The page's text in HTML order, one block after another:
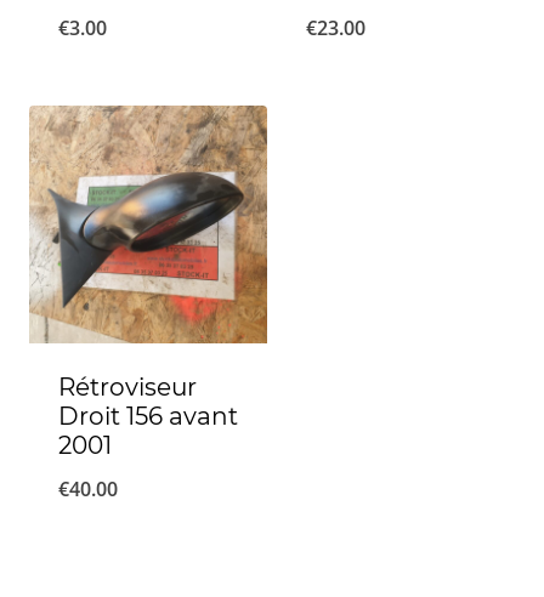
€3.00 €23.00
Rétroviseur
Droit 156 avant
2001
€40.00